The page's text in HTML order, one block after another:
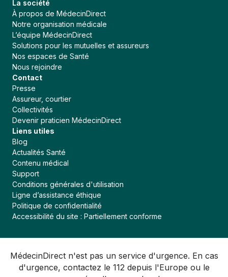
La société
À propos de MédecinDirect
Notre organisation médicale
L’équipe MédecinDirect
Solutions pour les mutuelles et assureurs
Nos espaces de Santé
Nous rejoindre
Contact
Presse
Assureur, courtier
Collectivités
Devenir praticien MédecinDirect
Liens utiles
Blog
Actualités Santé
Contenu médical
Support
Conditions générales d'utilisation
Ligne d’assistance éthique
Politique de confidentialité
Accessibilité du site : Partiellement conforme
MédecinDirect n'est pas un service d'urgence. En cas
d'urgence, contactez le 112 depuis l'Europe ou le